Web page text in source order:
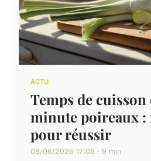
ACTU
Temps de cuisson
minute poireaux :
pour réussir
08/06/2026 17:06 · 9 min